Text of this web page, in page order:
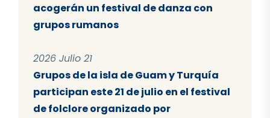
acogerán un festival de danza con
grupos rumanos
2026 Julio 21
Grupos de la isla de Guam y Turquía
participan este 21 de julio en el festival
de folclore organizado por